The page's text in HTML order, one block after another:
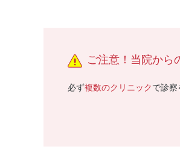
ご注意！当院から
必ず複数のクリニックで診察